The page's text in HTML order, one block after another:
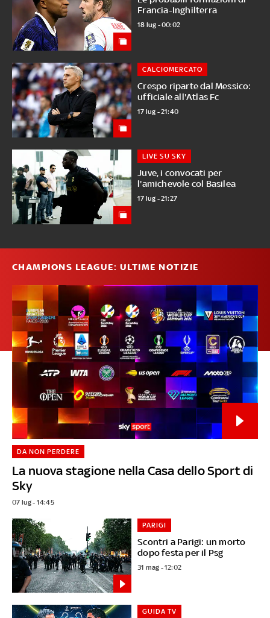
Francia-Inghilterra
18 lug - 00:02
Crespo riparte dal Messico:
ufficiale all'Atlas Fc
CALCIOMERCATO
17 lug - 21:40
Juve, i convocati per
l'amichevole col Basilea
LIVE SU SKY
17 lug - 21:27
CHAMPIONS LEAGUE: ULTIME NOTIZIE
La nuova stagione nella Casa dello Sport di
Sky
DA NON PERDERE
07 lug - 14:45
Scontri a Parigi: un morto
dopo festa per il Psg
PARIGI
31 mag - 12:02
GUIDA TV